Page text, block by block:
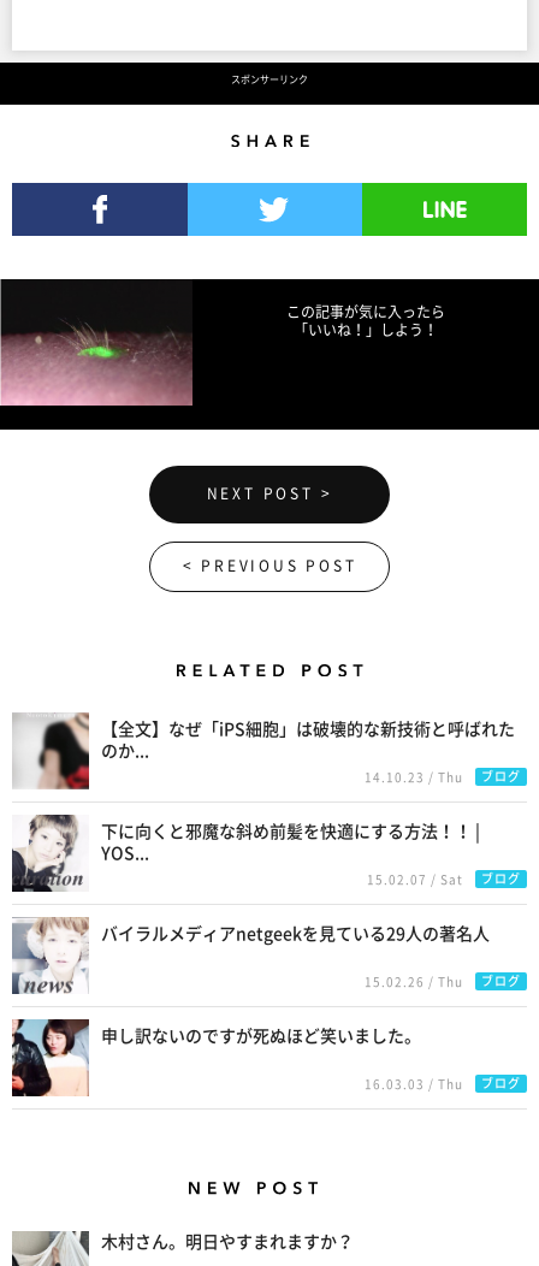
スポンサーリンク
この記事が気に入ったら
「いいね！」しよう！
NEXT POST >
< PREVIOUS POST
【全文】なぜ「iPS細胞」は破壊的な新技術と呼ばれた
のか...
14.10.23 / Thu ブログ
下に向くと邪魔な斜め前髪を快適にする方法！！ |
YOS...
15.02.07 / Sat ブログ
バイラルメディアnetgeekを見ている29人の著名人
15.02.26 / Thu ブログ
申し訳ないのですが死ぬほど笑いました。
16.03.03 / Thu ブログ
木村さん。明日やすまれますか？